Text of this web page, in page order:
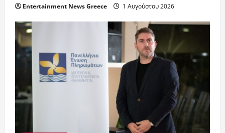
Entertainment News Greece 1 Αυγούστου 2026